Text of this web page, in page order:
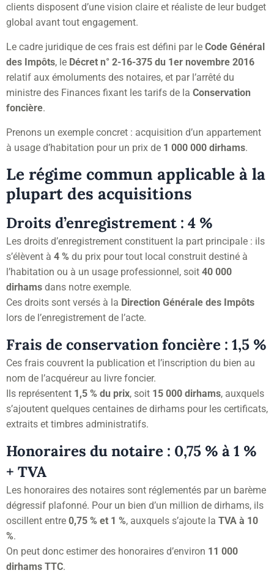
clients disposent d’une vision claire et réaliste de leur budget
global avant tout engagement.
Le cadre juridique de ces frais est défini par le Code Général
des Impôts, le Décret n° 2-16-375 du 1er novembre 2016
relatif aux émoluments des notaires, et par l’arrêté du
ministre des Finances fixant les tarifs de la Conservation
foncière.
Prenons un exemple concret : acquisition d’un appartement
à usage d’habitation pour un prix de 1 000 000 dirhams.
Le régime commun applicable à la
plupart des acquisitions
Droits d’enregistrement : 4 %
Les droits d’enregistrement constituent la part principale : ils
s’élèvent à 4 % du prix pour tout local construit destiné à
l’habitation ou à un usage professionnel, soit 40 000
dirhams dans notre exemple.
Ces droits sont versés à la Direction Générale des Impôts
lors de l’enregistrement de l’acte.
Frais de conservation foncière : 1,5 %
Ces frais couvrent la publication et l’inscription du bien au
nom de l’acquéreur au livre foncier.
Ils représentent 1,5 % du prix, soit 15 000 dirhams, auxquels
s’ajoutent quelques centaines de dirhams pour les certificats,
extraits et timbres administratifs.
Honoraires du notaire : 0,75 % à 1 %
+ TVA
Les honoraires des notaires sont réglementés par un barème
dégressif plafonné. Pour un bien d’un million de dirhams, ils
oscillent entre 0,75 % et 1 %, auxquels s’ajoute la TVA à 10
%.
On peut donc estimer des honoraires d’environ 11 000
dirhams TTC.